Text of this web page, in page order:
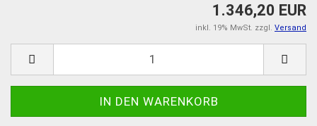
1.346,20 EUR
inkl. 19% MwSt. zzgl. Versand